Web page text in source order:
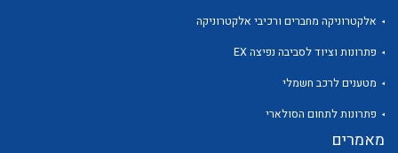
לכל מוצרי היצרן
אלקטרוניקה מחברים ורכיבי אלקטרוניקה
פתרונות וציוד לסביבה נפיצה EX
מטענים לרכב חשמלי
פתרונות לתחום הסולארי
מאמרים